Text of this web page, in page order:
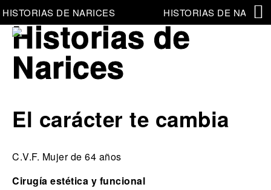
HISTORIAS DE NARICES HISTORIAS DE
Historias de
Narices
El carácter te cambia
C.V.F. Mujer de 64 años
Cirugía estética y funcional